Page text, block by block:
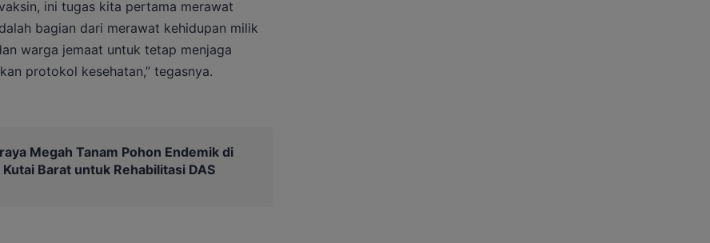
ini tugas kita pertama merawat
bagian dari merawat kehidupan milik
warga jemaat untuk tetap menjaga
protokol kesehatan,” tegasnya.
Megah Tanam Pohon Endemik di
Barat untuk Rehabilitasi DAS